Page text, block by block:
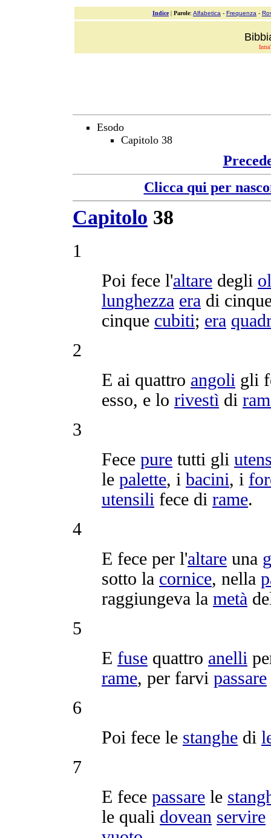
Indice| Parole: Alfabetica - Frequenza -
Esodo
Capitolo 38
Clicca qui per
Capitolo 38
1
Poi fece l'altare degli
lunghezza era di
cinque cubiti; era
2
E ai quattro angoli gli
esso, e lo rivestì di
3
Fece pure tutti gli
le palette, i bacini, i
utensili fece di rame.
4
E fece per l'altare una
sotto la cornice, nella
raggiungeva la metà
5
E fuse quattro anelli
rame, per farvi passare
6
Poi fece le stanghe di
7
E fece passare le
le quali dovean servire